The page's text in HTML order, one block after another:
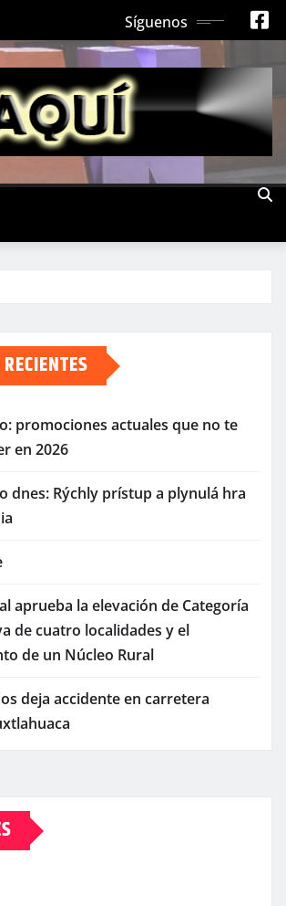
Síguenos
promociones actuales que no te
en 2026
dnes: Rýchly prístup a plynulá hra
aprueba la elevación de Categoría
de cuatro localidades y el
de un Núcleo Rural
deja accidente en carretera